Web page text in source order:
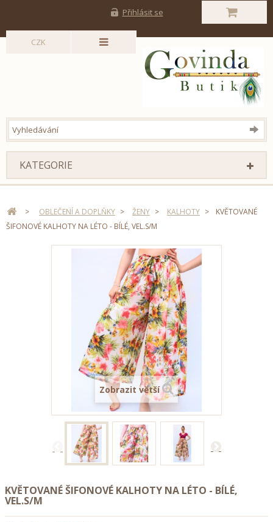
Přihlásit se
CZK
KATEGORIE
> OBLEČENÍ A DOPLŇKY > ŽENY > KALHOTY >
KVĚTOVANÉ
ŠIFONOVÉ KALHOTY NA LÉTO - BÍLÉ, VEL.S/M
Zobrazit větší
KVĚTOVANÉ ŠIFONOVÉ KALHOTY NA LÉTO - BÍLÉ,
VEL.S/M